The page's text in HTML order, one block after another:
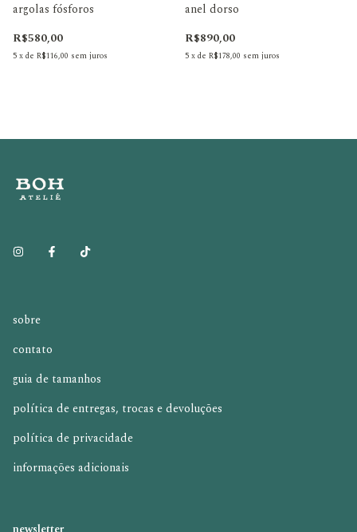
argolas fósforos
R$580,00
5xde R$116,00 sem juros
anel dorso
R$890,00
5xde R$178,00 sem juros
sobre
contato
guia de tamanhos
política de entregas, trocas e devoluções
política de privacidade
informações adicionais